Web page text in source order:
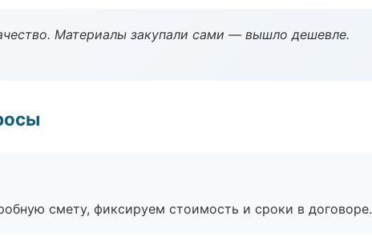
Материалы закупали сами — вышло дешевле.
смету, фиксируем стоимость и сроки в договоре.